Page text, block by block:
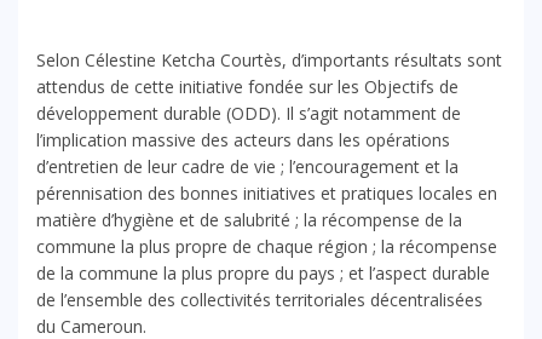
Selon Célestine Ketcha Courtès, d’importants résultats sont
attendus de cette initiative fondée sur les Objectifs de
développement durable (ODD). Il s’agit notamment de
l’implication massive des acteurs dans les opérations
d’entretien de leur cadre de vie ; l’encouragement et la
pérennisation des bonnes initiatives et pratiques locales en
matière d’hygiène et de salubrité ; la récompense de la
commune la plus propre de chaque région ; la récompense
de la commune la plus propre du pays ; et l’aspect durable
de l’ensemble des collectivités territoriales décentralisées
du Cameroun.